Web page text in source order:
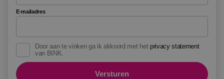
E-mailadres
Door aan te vinken ga ik akkoord met het privacy statement
van BINK.
Versturen